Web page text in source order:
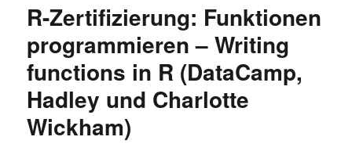
Programming
(DataCamp)
R-Zertifizierung: Funktionen
programmieren – Writing
functions in R (DataCamp,
Hadley und Charlotte
Wickham)